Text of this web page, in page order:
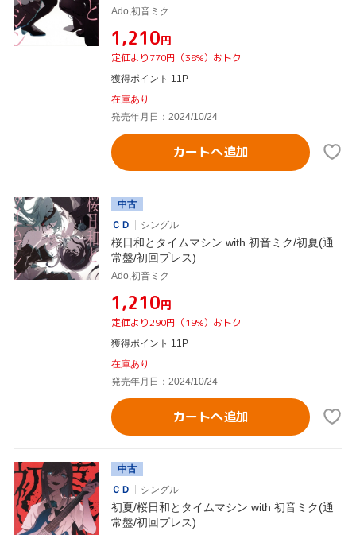
Ado,初音ミク
¥1,210円
定価より770円（38%）おトク
獲得ポイント 11P
在庫あり
発売年月日：2024/10/24
カートへ追加
中古
ＣＤ
シングル
桜日和とタイムマシン with 初音ミク/初夏(通
常盤/初回プレス)
Ado,初音ミク
¥1,210円
定価より290円（19%）おトク
獲得ポイント 11P
在庫あり
発売年月日：2024/10/24
カートへ追加
中古
ＣＤ
シングル
初夏/桜日和とタイムマシン with 初音ミク(通
常盤/初回プレス)